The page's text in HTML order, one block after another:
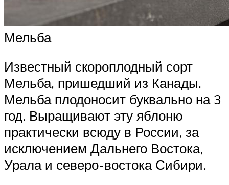
Мельба
Известный скороплодный сорт
Мельба, пришедший из Канады.
Мельба плодоносит буквально на 3
год. Выращивают эту яблоню
практически всюду в России, за
исключением Дальнего Востока,
Урала и северо-востока Сибири.